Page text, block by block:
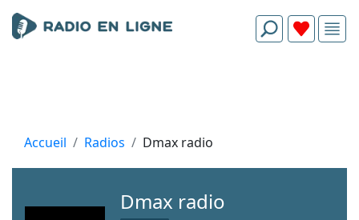
Accueil Radios Dmax radio
Dmax radio